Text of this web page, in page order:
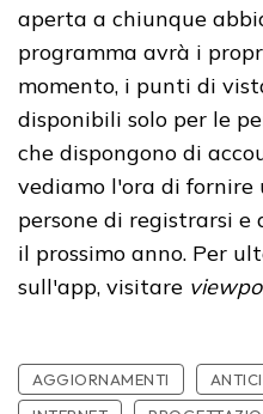
aperta a chiunque
programma avrà i
momento, i punti di
disponibili solo per le
che dispongono di
vediamo l'ora di
persone di registrarsi e
il prossimo anno. Per
sull'app, visitare
AGGIORNAMENTI